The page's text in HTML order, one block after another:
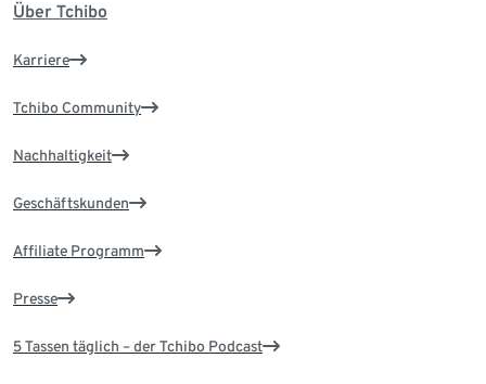
Über Tchibo
Karriere
Tchibo Community
Nachhaltigkeit
Geschäftskunden
Affiliate Programm
Presse
5 Tassen täglich – der Tchibo Podcast